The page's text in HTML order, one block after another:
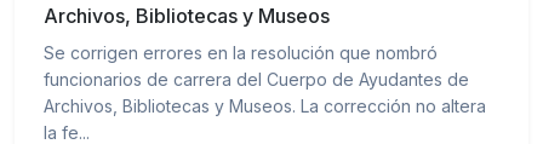
Archivos, Bibliotecas y Museos
Se corrigen errores en la resolución que nombró
funcionarios de carrera del Cuerpo de Ayudantes de
Archivos, Bibliotecas y Museos. La corrección no altera
la fe...